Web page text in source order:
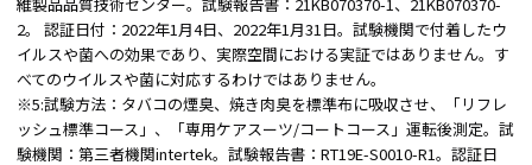
2。 認証日付：2022年1月4日、2022年1月31日。試験機関で付着したウ
イルスや菌への効果であり、実際空間における実証ではありません。す
べてのウイルスや菌に対応するわけではありません。
※5:試験方法：タバコの煙臭、焼き肉臭を標準布に吸収させ、「リフレ
ッシュ標準コース」、「専用ケアスーツ/コートコース」運転後測定。試
験機関：第三者機関intertek。試験報告書：RT19E-S0010-R1。認証日